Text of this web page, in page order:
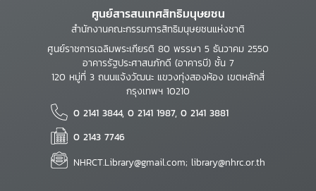
ศูนย์สารสนเทศสิทธิมนุษยชน
สำนักงานคณะกรรมการสิทธิมนุษยชนแห่งชาติ
ศูนย์ราชการเฉลิมพระเกียรติ 80 พรรษา 5 ธันวาคม 2550
อาคารรัฐประศาสนภักดี (อาคารบี) ชั้น 7
120 หมู่ที่ 3 ถนนแจ้งวัฒนะ แขวงทุ่งสองห้อง เขตหลักสี่
กรุงเทพฯ 10210
0 2141 3844, 0 2141 1987, 0 2141 3881
0 2143 7746
NHRCT.Library@gmail.com; library@nhrc.or.th